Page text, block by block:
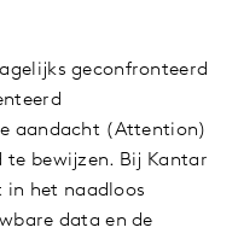
geconfronteerd
aandacht (Attention)
te bewijzen. Bij Kantar
in het naadloos
data en de